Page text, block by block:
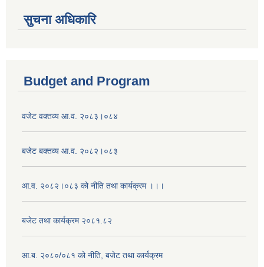
सुचना अधिकारि
Budget and Program
वजेट वक्तव्य आ.व. २०८३।०८४
बजेट बक्तव्य आ.व. २०८२।०८३
आ.व. २०८२।०८३ को नीति तथा कार्यक्रम ।।।
बजेट तथा कार्यक्रम २०८१.८२
आ.ब. २०८०/०८१ को नीति, बजेट तथा कार्यक्रम